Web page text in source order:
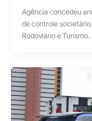
Agência concedeu
de controle
Rodoviário e Turismo.